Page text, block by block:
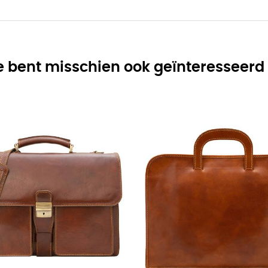
bent misschien ook geïnteresseerd